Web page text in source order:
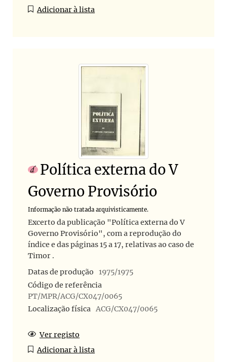
Adicionar à lista
Política externa do V
Governo Provisório
Informação não tratada arquivisticamente.
Excerto da publicação "Política externa do V
Governo Provisório", com a reprodução do
índice e das páginas 15 a 17, relativas ao caso de
Timor .
Datas de produção
1975/1975
Código de referência
PT/MPR/ACG/CX047/0065
Localização física ACG/CX047/0065
Ver registo
Adicionar à lista